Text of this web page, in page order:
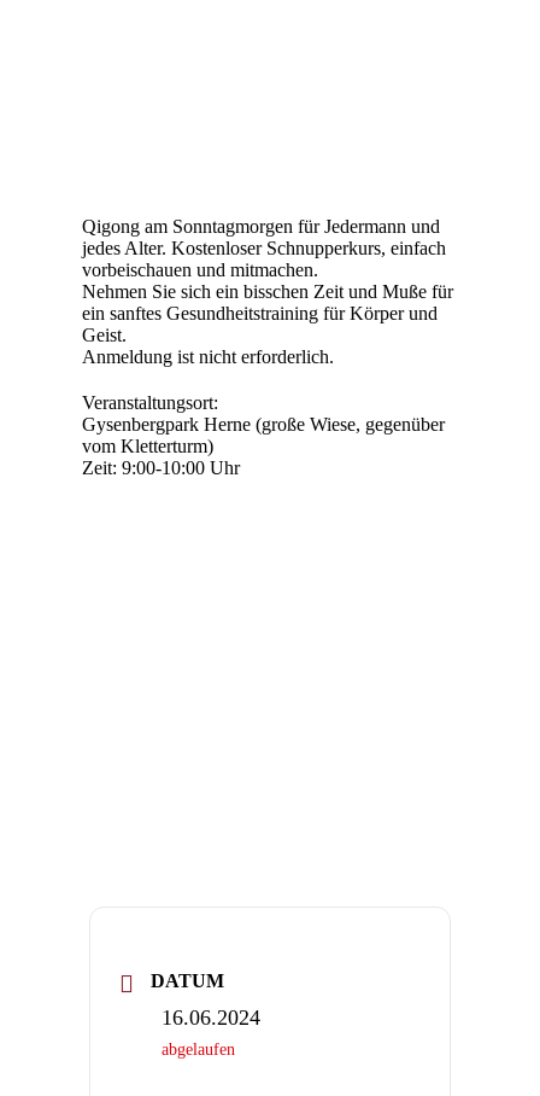
Qigong am Sonntagmorgen für Jedermann und
jedes Alter. Kostenloser Schnupperkurs, einfach
vorbeischauen und mitmachen.
Nehmen Sie sich ein bisschen Zeit und Muße für
ein sanftes Gesundheitstraining für Körper und
Geist.
Anmeldung ist nicht erforderlich.
Veranstaltungsort:
Gysenbergpark Herne (große Wiese, gegenüber
vom Kletterturm)
Zeit: 9:00-10:00 Uhr
DATUM
16.06.2024
abgelaufen